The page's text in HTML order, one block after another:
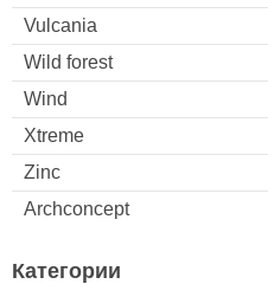
Vulcania
Wild forest
Wind
Xtreme
Zinc
Archconcept
Категории